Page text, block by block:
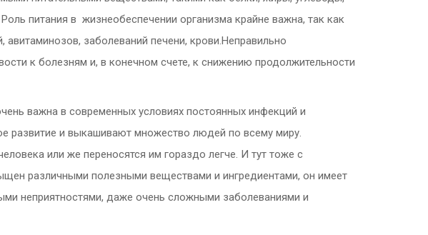
Роль питания в жизнеобеспечении организма крайне важна, так как
заболеваний печени, крови.Неправильно
к болезням и, в конечном счете, к снижению продолжительности
важна в современных условиях постоянных инфекций и
развитие и выкашивают множество людей по всему миру.
или же переносятся им гораздо легче. И тут тоже с
различными полезными веществами и ингредиентами, он имеет
неприятностями, даже очень сложными заболеваниями и